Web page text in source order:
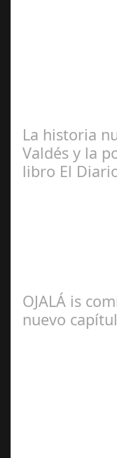
La historia
Valdés y la
libro El
OJALÁ is
nuevo